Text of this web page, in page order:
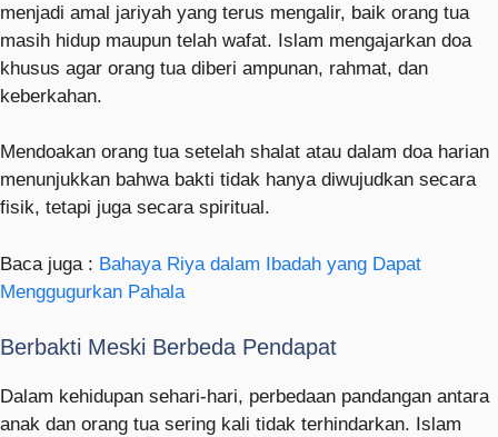
menjadi amal jariyah yang terus mengalir, baik orang tua
masih hidup maupun telah wafat. Islam mengajarkan doa
khusus agar orang tua diberi ampunan, rahmat, dan
keberkahan.
Mendoakan orang tua setelah shalat atau dalam doa harian
menunjukkan bahwa bakti tidak hanya diwujudkan secara
fisik, tetapi juga secara spiritual.
Baca juga : Bahaya Riya dalam Ibadah yang Dapat
Menggugurkan Pahala
Berbakti Meski Berbeda Pendapat
Dalam kehidupan sehari-hari, perbedaan pandangan antara
anak dan orang tua sering kali tidak terhindarkan. Islam